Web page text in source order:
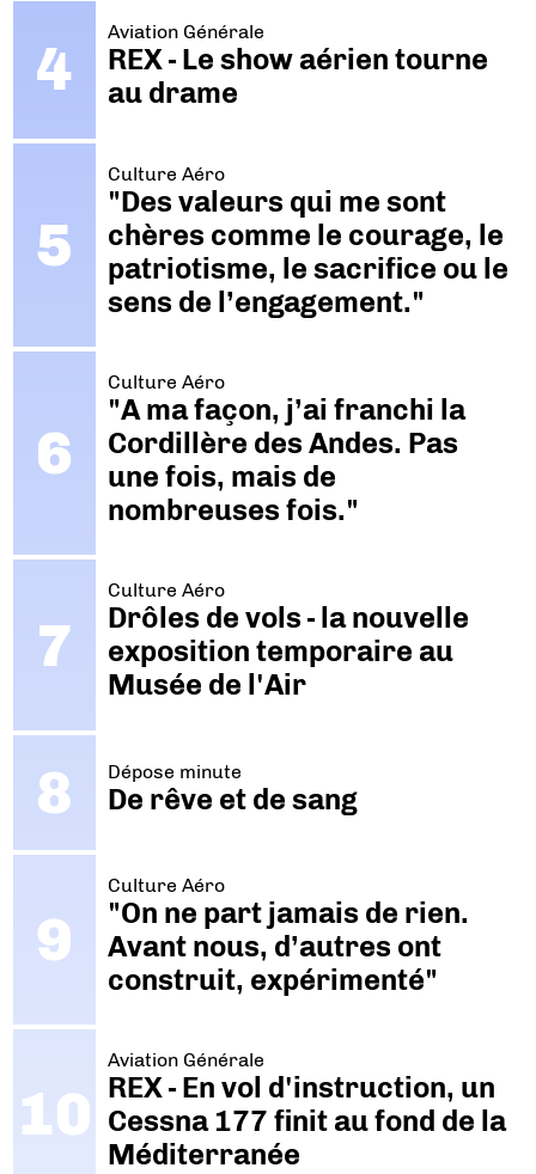
Aviation Générale
REX - Le show aérien tourne
au drame
Culture Aéro
"Des valeurs qui me sont
chères comme le courage, le
patriotisme, le sacrifice ou le
sens de l’engagement."
Culture Aéro
"A ma façon, j’ai franchi la
Cordillère des Andes. Pas
une fois, mais de
nombreuses fois."
Culture Aéro
Drôles de vols - la nouvelle
exposition temporaire au
Musée de l'Air
Dépose minute
De rêve et de sang
Culture Aéro
"On ne part jamais de rien.
Avant nous, d’autres ont
construit, expérimenté"
Aviation Générale
REX - En vol d'instruction, un
Cessna 177 finit au fond de la
Méditerranée